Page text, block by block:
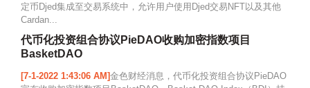
定币Djed集成至交易系统中，允许用户使用Djed交易NFT以及其他
Cardan...
代币化投资组合协议PieDAO收购加密指数项目
BasketDAO
[7-1-2022 1:43:06 AM]金色财经消息，代币化投资组合协议PieDAO